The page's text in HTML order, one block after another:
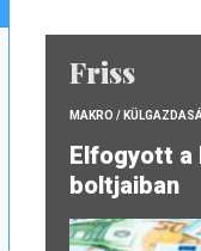
Friss
MAKRO /
Elfogyott a
boltjaiban